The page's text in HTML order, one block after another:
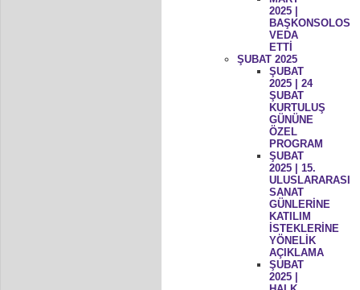
2025 |
BAŞKONSOLOS
VEDA
ETTİ
ŞUBAT 2025
ŞUBAT
2025 | 24
ŞUBAT
KURTULUŞ
GÜNÜNE
ÖZEL
PROGRAM
ŞUBAT
2025 | 15.
ULUSLARARASI
SANAT
GÜNLERİNE
KATILIM
İSTEKLERİNE
YÖNELİK
AÇIKLAMA
ŞUBAT
2025 |